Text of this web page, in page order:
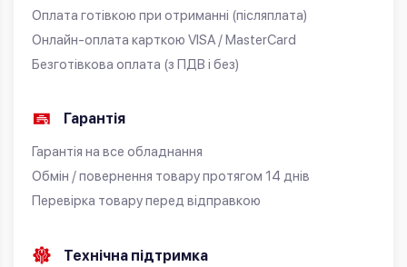
Оплата готівкою при отриманні (післяплата)
Онлайн-оплата карткою VISA / MasterCard
Безготівкова оплата (з ПДВ і без)
Гарантія
Гарантія на все обладнання
Обмін / повернення товару протягом 14 днів
Перевірка товару перед відправкою
Технічна підтримка